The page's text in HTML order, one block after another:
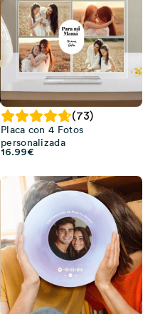
(73)
Placa con 4 Fotos
personalizada
16.99€